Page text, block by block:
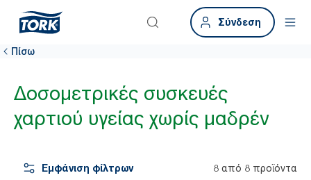
Σύνδεση
Πίσω
Δοσομετρικές συσκευές
χαρτιού υγείας χωρίς μαδρέν
Εμφάνιση φίλτρων 8 από 8 προϊόντα